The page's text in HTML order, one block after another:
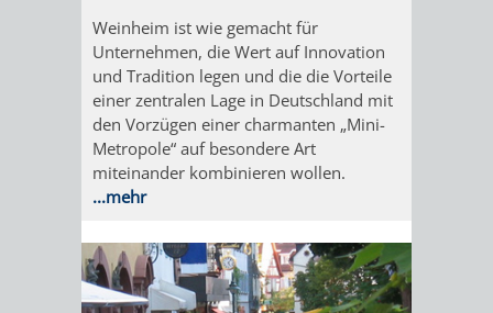
SERVICEBEREICH
UND
ORGANISATIONEN
EHRUNGEN
Weinheim ist wie gemacht für
Unternehmen, die Wert auf Innovation
und Tradition legen und die die Vorteile
einer zentralen Lage in Deutschland mit
den Vorzügen einer charmanten „Mini-
Metropole“ auf besondere Art
miteinander kombinieren wollen.
...mehr